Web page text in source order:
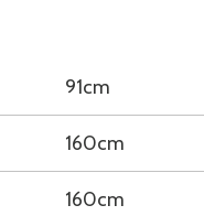
91cm
160cm
160cm